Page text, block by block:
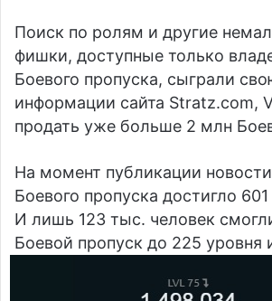
Поиск по ролям и другие
фишки, доступные только
Боевого пропуска, сыграли
информации сайта Stratz.com,
продать уже больше 2 млн
На момент публикации
Боевого пропуска достигло
И лишь 123 тыс. человек
Боевой пропуск до 225 уровня